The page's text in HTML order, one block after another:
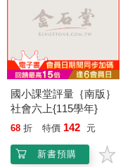
國小課堂評量｛南版｝
社會六上{115學年}
68 折 特價 142 元
新書預購